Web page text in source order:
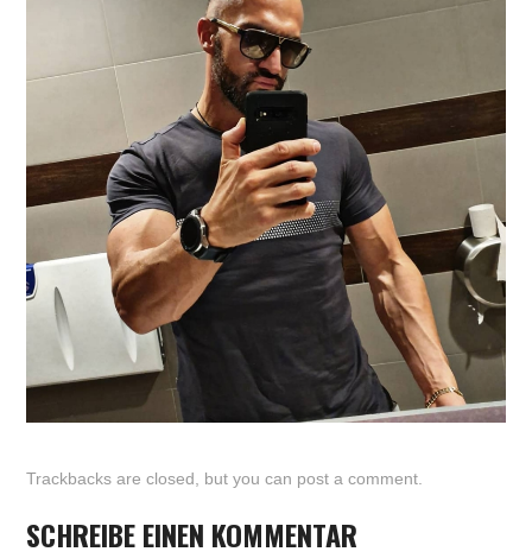
Trackbacks are closed, but you can post a comment.
SCHREIBE EINEN KOMMENTAR